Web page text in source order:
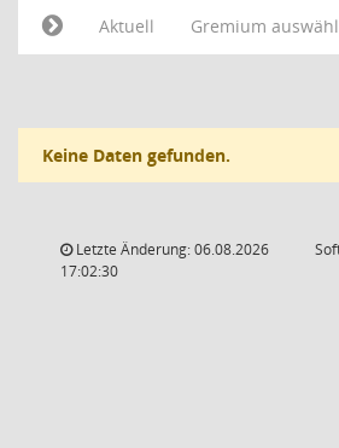
Aktuell
Gremium
Keine Daten gefunden.
Letzte Änderung: 06.08.2026
17:02:30